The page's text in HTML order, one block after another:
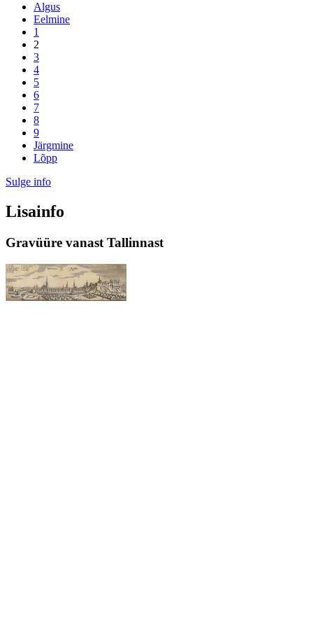
Algus
Eelmine
1
2
3
4
5
6
7
8
9
Järgmine
Lõpp
Sulge info
Lisainfo
Gravüüre vanast Tallinnast